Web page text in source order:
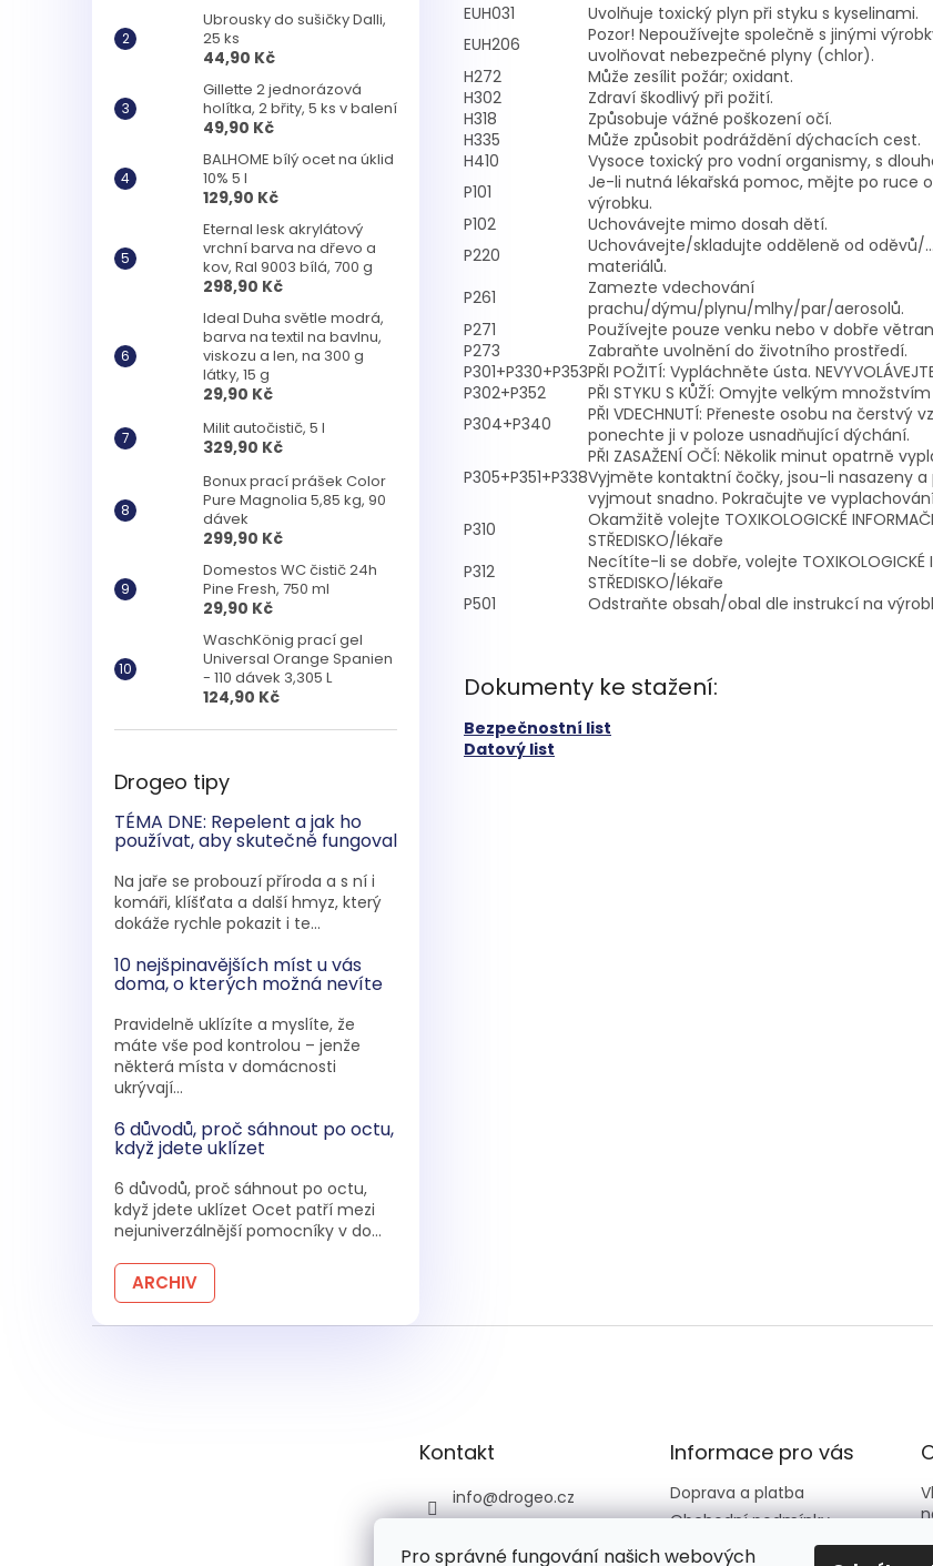
Pro správné fungování našich webových
Ubrousky do sušičky Dalli,
25 ks
44,90 Kč
Gillette 2 jednorázová
holítka, 2 břity, 5 ks v balení
49,90 Kč
BALHOME bílý ocet na úklid
10% 5 l
129,90 Kč
Eternal lesk akrylátový
vrchní barva na dřevo a
kov, Ral 9003 bílá, 700 g
298,90 Kč
Ideal Duha světle modrá,
barva na textil na bavlnu,
viskozu a len, na 300 g
látky, 15 g
29,90 Kč
Milit autočistič, 5 l
329,90 Kč
Bonux prací prášek Color
Pure Magnolia 5,85 kg, 90
dávek
299,90 Kč
Domestos WC čistič 24h
Pine Fresh, 750 ml
29,90 Kč
WaschKönig prací gel
Universal Orange Spanien
- 110 dávek 3,305 L
124,90 Kč
Drogeo tipy
TÉMA DNE: Repelent a jak ho
používat, aby skutečně fungoval
Na jaře se probouzí příroda a s ní i
komáři, klíšťata a další hmyz, který
dokáže rychle pokazit i te...
10 nejšpinavějších míst u vás
doma, o kterých možná nevíte
Pravidelně uklízíte a myslíte, že
máte vše pod kontrolou – jenže
některá místa v domácnosti
ukrývají...
6 důvodů, proč sáhnout po octu,
když jdete uklízet
6 důvodů, proč sáhnout po octu,
když jdete uklízet Ocet patří mezi
nejuniverzálnější pomocníky v do...
ARCHIV
EUH031
Uvolňuje toxický plyn při styku s kyselinami.
EUH206
Pozor! Nepoužívejte společně s jinými
uvolňovat nebezpečné plyny (chlor).
H272
Může zesílit požár; oxidant.
H302
Zdraví škodlivý při požití.
H318
Způsobuje vážné poškození očí.
H335
Může způsobit podráždění dýchacích cest.
H410
Vysoce toxický pro vodní organismy, s
P101
Je-li nutná lékařská pomoc, mějte po ruce
výrobku.
P102
Uchovávejte mimo dosah dětí.
P220
Uchovávejte/skladujte odděleně od oděvů/
materiálů.
P261
Zamezte vdechování
prachu/dýmu/plynu/mlhy/par/aerosolů.
P271
Používejte pouze venku nebo v dobře
P273
Zabraňte uvolnění do životního prostředí.
P301+P330+P353PŘI POŽITÍ: Vypláchněte ústa.
P302+P352
PŘI STYKU S KŮŽÍ: Omyjte velkým
P304+P340
PŘI VDECHNUTÍ: Přeneste osobu na čerstvý
ponechte ji v poloze usnadňující dýchání.
P305+P351+P338
PŘI ZASAŽENÍ OČÍ: Několik minut opatrně
Vyjměte kontaktní čočky, jsou-li nasazeny a
vyjmout snadno. Pokračujte ve
P310
Okamžitě volejte TOXIKOLOGICKÉ
STŘEDISKO/lékaře
P312
Necítíte-li se dobře, volejte TOXIKOLOGICKÉ
STŘEDISKO/lékaře
P501
Odstraňte obsah/obal dle instrukcí na
Dokumenty ke stažení:
Bezpečnostní list
Datový list
Kontakt
info@drogeo.cz
+420 607 058 258 (v
Informace pro vás
Doprava a platba
Obchodní podmínky
Kontakty